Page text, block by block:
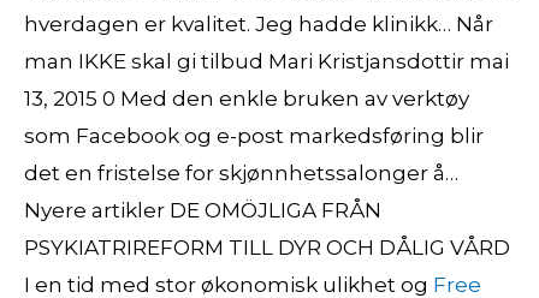
hverdagen er kvalitet. Jeg hadde klinikk… Når
man IKKE skal gi tilbud Mari Kristjansdottir mai
13, 2015 0 Med den enkle bruken av verktøy
som Facebook og e-post markedsføring blir
det en fristelse for skjønnhetssalonger å…
Nyere artikler DE OMÖJLIGA FRÅN
PSYKIATRIREFORM TILL DYR OCH DÅLIG VÅRD
I en tid med stor økonomisk ulikhet og Free